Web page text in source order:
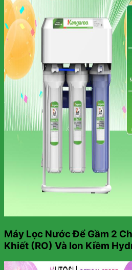
Máy Lọc Nước Để Gầm 2
Khiết (RO) Và Ion Kiềm